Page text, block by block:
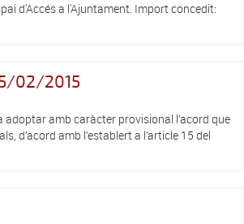
d'Accés a l'Ajuntament. Import concedit:
02/2015
adoptar amb caràcter provisional l’acord que
d’acord amb l’establert a l’article 15 del